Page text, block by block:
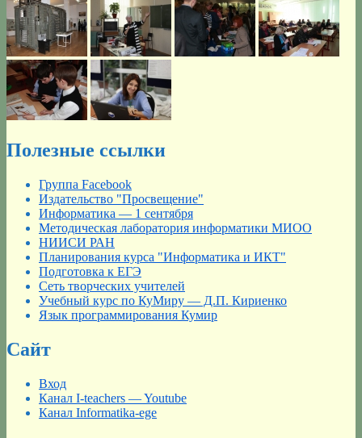
Полезные ссылки
Группа Facebook
Издательство "Просвещение"
Информатика — 1 сентября
Методическая лаборатория информатики МИОО
НИИСИ РАН
Планирования курса "Информатика и ИКТ"
Подготовка к ЕГЭ
Сеть творческих учителей
Учебный курс по КуМиру — Д.П. Кириенко
Язык программирования Кумир
Сайт
Вход
Канал I-teachers — Youtube
Канал Informatika-ege